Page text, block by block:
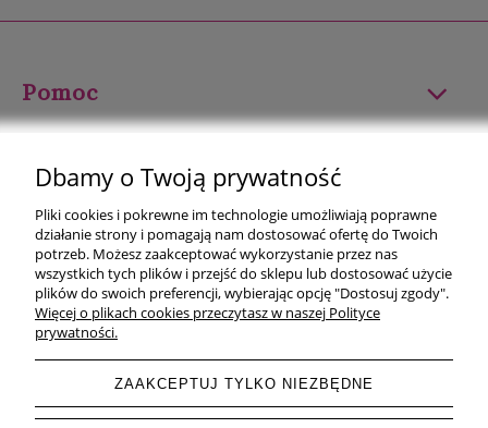
Pomoc
Płatności i dostawa
Informacje
O nas
pokaż pełną wersję strony
Dbamy o Twoją prywatność
Pliki cookies i pokrewne im technologie umożliwiają poprawne
działanie strony i pomagają nam dostosować ofertę do Twoich
potrzeb. Możesz zaakceptować wykorzystanie przez nas
wszystkich tych plików i przejść do sklepu lub dostosować użycie
plików do swoich preferencji, wybierając opcję "Dostosuj zgody".
Więcej o plikach cookies przeczytasz w naszej Polityce
prywatności.
ZAAKCEPTUJ TYLKO NIEZBĘDNE